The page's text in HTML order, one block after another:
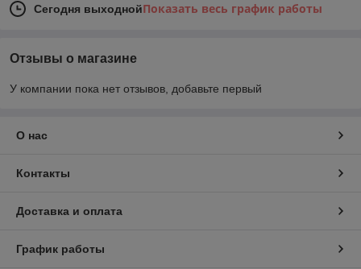
Сегодня выходнойПоказать весь график работы
Отзывы о магазине
У компании пока нет отзывов, добавьте первый
О нас
Контакты
Доставка и оплата
График работы